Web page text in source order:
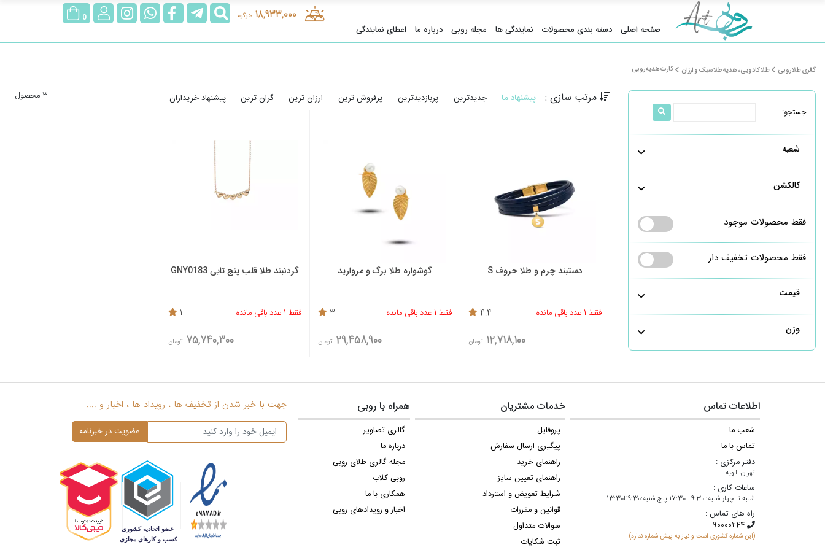
0
ورود/
@rubygoldgallery
rubygoldgallery
rubygoldgallerybotجستجو 18,933,000 هرگرم
صفحه اصلی دسته بندی محصولات نمایندگی ها مجله روبی درباره ما اعطای نمایندگی
گالری طلا روبی طلا کادویی ، هدیه طلا سبک و ارزان کارت هدیه روبی
جستجو:
شعبه
کالکشن
فقط محصولات موجود
فقط محصولات تخفیف دار
قیمت
وزن
مرتب سازی : پیشنهاد ما جدیدترین پربازدیدترین پرفروش ترین ارزان ترین گران ترین پیشنهاد خریداران 3 محصول
دستبند چرم و طلا حروف S
فقط 1 عدد باقی مانده 4.4
12,718,100 تومان
گوشواره طلا برگ و مروارید
فقط 1 عدد باقی مانده 3
29,458,900 تومان
گردنبند طلا قلب پنج تایی GNY0183
فقط 1 عدد باقی مانده 1
75,740,300 تومان
اطلاعات تماس
شعب ما
تماس با ما
دفتر مرکزی :
تهران، الهیه
ساعات کاری :
شنبه تا چهار شنبه: 9:30 - 17:30 پنج شنبه:9:30تا13:30
راه های تماس :
(این شماره کشوری است و نیاز به پیش شماره ندارد)
خدمات مشتریان
پروفایل
پیگیری ارسال سفارش
راهنمای خرید
راهنمای تعیین سایز
شرایط تعویض و استرداد
قوانین و مقررات
سوالات متداول
ثبت شکایات
همراه با روبی
گالری تصاویر
درباره ما
مجله گالری طلای روبی
روبی کلاب
همکاری با ما
اخبار و رویدادهای روبی
جهت با خبر شدن از تخفیف ها ، رویداد ها ، اخبار و ....